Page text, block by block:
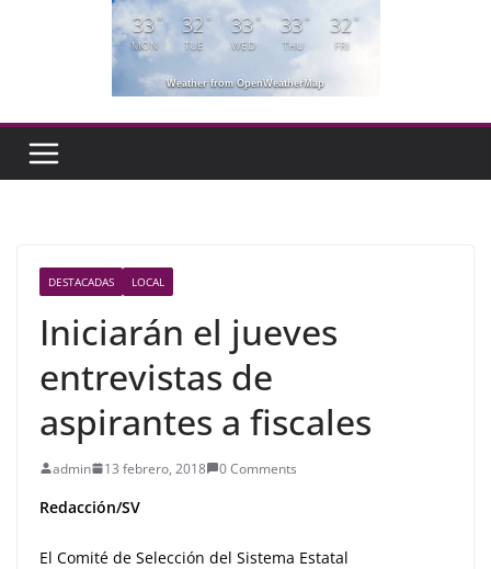
33°
MON
32 °
TUE
33°
WED
33°
THU
32°
FRI
Weather from OpenWeatherMap
DESTACADAS LOCAL
Iniciarán el jueves
entrevistas de
aspirantes a fiscales
admin 13 febrero, 2018 0 Comments
Redacción/SV
El Comité de Selección del Sistema Estatal